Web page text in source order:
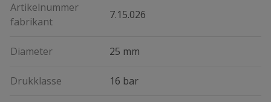
Artikelnummer
fabrikant
7.15.026
Diameter 25 mm
Drukklasse 16 bar